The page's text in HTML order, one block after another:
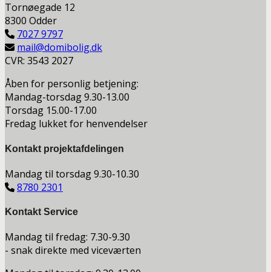
Tornøegade 12
8300 Odder
7027 9797
mail@domibolig.dk
CVR: 3543 2027
Åben for personlig betjening:
Mandag-torsdag 9.30-13.00
Torsdag 15.00-17.00
Fredag lukket for henvendelser
Kontakt projektafdelingen
Mandag til torsdag 9.30-10.30
8780 2301
Kontakt Service
Mandag til fredag: 7.30-9.30
- snak direkte med viceværten